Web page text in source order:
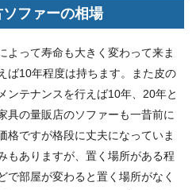
ファーの相場
よって寿命も大きく変わって来ま
ば10年程度は持ちます。また皮の
ンテナンスを行えば10年、20年と
具の量販店のソファーも一昔前に
格ですが格段に丈夫になっていま
もありますが、置く場所がある程
で部屋が変わると置く場所がなく